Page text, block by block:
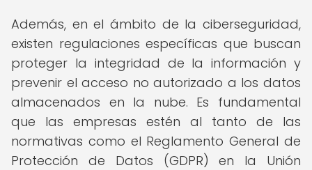
Además, en el ámbito de la ciberseguridad,
existen regulaciones específicas que buscan
proteger la integridad de la información y
prevenir el acceso no autorizado a los datos
almacenados en la nube. Es fundamental
que las empresas estén al tanto de las
normativas como el Reglamento General de
Protección de Datos (GDPR) en la Unión